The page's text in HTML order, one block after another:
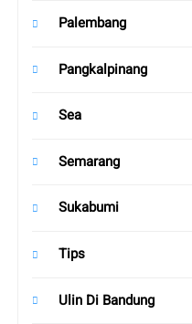
Palembang
Pangkalpinang
Sea
Semarang
Sukabumi
Tips
Ulin Di Bandung